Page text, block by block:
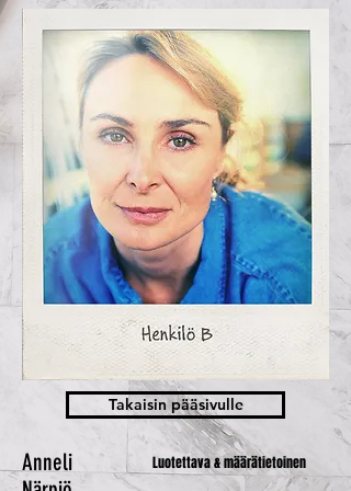
Takaisin pääsivulle
Anneli
Luotettava & määrätietoinen